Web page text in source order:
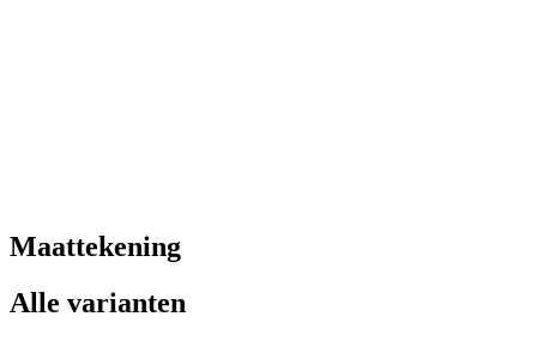
Maattekening
Alle varianten